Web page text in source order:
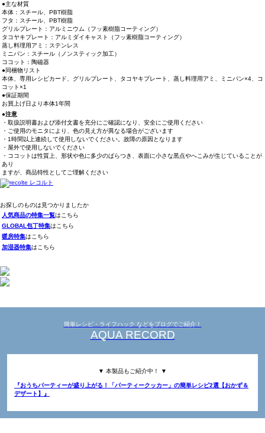
●主な材質
本体：スチール、PBT樹脂
フタ：スチール、PBT樹脂
グリルプレート：アルミニウム（フッ素樹脂コーティング）
タコヤキプレート：アルミダイキャスト（フッ素樹脂コーティング）
蒸し料理用アミ：ステンレス
ミニパン：スチール（ノンスティック加工）
ココット：陶磁器
●同梱物リスト
本体、専用レシピカード、グリルプレート、タコヤキプレート、蒸し料理用アミ、ミニパン×4、コ
コット×1
●保証期間
お買上げ日より本体1年間
●注意
・取扱説明書および添付文書を充分にご確認になり、安全にご使用ください
・ご使用のモニタにより、色の見え方が異なる場合がございます
・1時間以上連続して使用しないでください。故障の原因となります
・屋外で使用しないでください
・ココットは性質上、形状や色に多少のばらつき、表面に小さな黒点やへこみが生じていることが
あり
ますが、商品特性としてご理解ください
お探しのものは見つかりましたか
人気商品の特集一覧はこちら
GLOBAL包丁特集はこちら
暖房特集はこちら
加湿器特集はこちら
簡単レシピ・ライフハック などをブログでご紹介！
AQUA RECORD
▼ 本製品もご紹介中！ ▼
『おうちパーティーが盛り上がる！「パーティークッカー」の簡単レシピ2選【おかず＆
デザート】』